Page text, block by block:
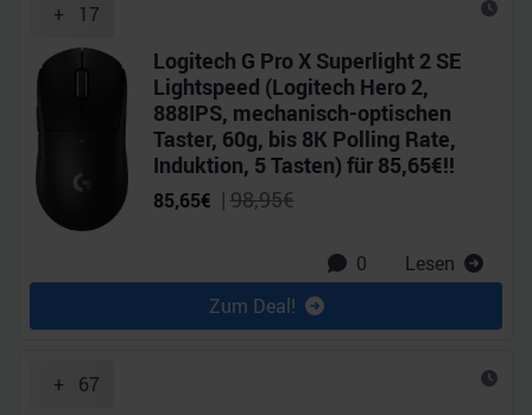
+ 17
Logitech G Pro X Superlight 2 SE
Lightspeed (Logitech Hero 2,
888IPS, mechanisch-optischen
Taster, 60g, bis 8K Polling Rate,
Induktion, 5 Tasten) für 85,65€!!
85,65€ | 98,95€
0
Lesen
Zum Deal!
+ 67